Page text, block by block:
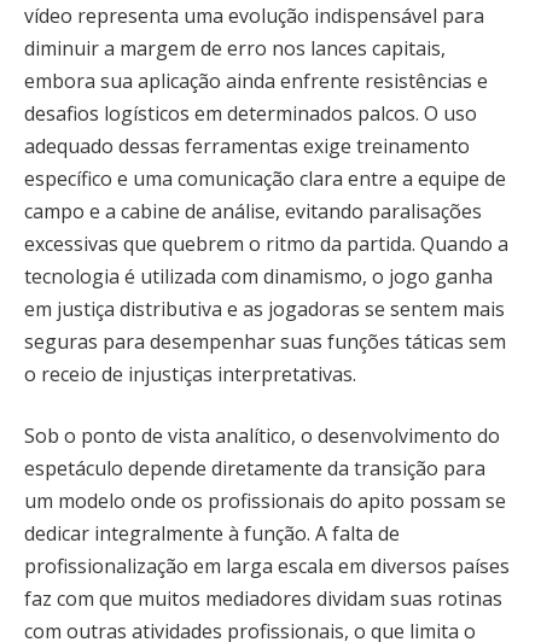
vídeo representa uma evolução indispensável para
diminuir a margem de erro nos lances capitais,
embora sua aplicação ainda enfrente resistências e
desafios logísticos em determinados palcos. O uso
adequado dessas ferramentas exige treinamento
específico e uma comunicação clara entre a equipe de
campo e a cabine de análise, evitando paralisações
excessivas que quebrem o ritmo da partida. Quando a
tecnologia é utilizada com dinamismo, o jogo ganha
em justiça distributiva e as jogadoras se sentem mais
seguras para desempenhar suas funções táticas sem
o receio de injustiças interpretativas.
Sob o ponto de vista analítico, o desenvolvimento do
espetáculo depende diretamente da transição para
um modelo onde os profissionais do apito possam se
dedicar integralmente à função. A falta de
profissionalização em larga escala em diversos países
faz com que muitos mediadores dividam suas rotinas
com outras atividades profissionais, o que limita o